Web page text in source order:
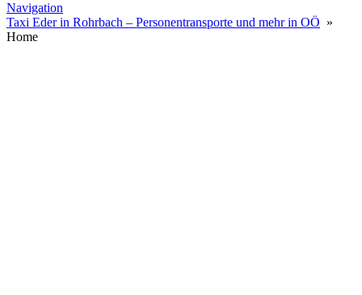
Navigation
Taxi Eder in Rohrbach – Personentransporte und mehr in OÖ »
Home